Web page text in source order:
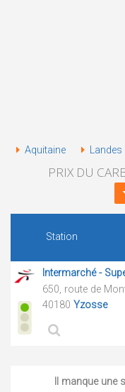
Aquitaine Landes
PRIX DU
Station
Intermarché -
650, route de
40180 Yzosse
Il manque